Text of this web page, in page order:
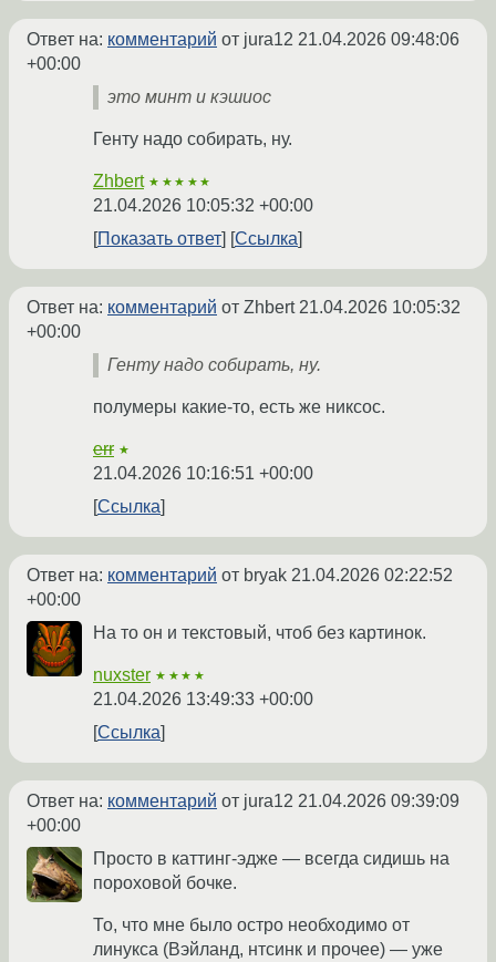
Ответ на: комментарий от jura12 21.04.2026 09:48:06
+00:00
это минт и кэшиос
Генту надо собирать, ну.
Zhbert ★★★★★
21.04.2026 10:05:32 +00:00
Показать ответ
Ссылка
Ответ на: комментарий от Zhbert 21.04.2026 10:05:32
+00:00
Генту надо собирать, ну.
полумеры какие-то, есть же никсос.
err ★
21.04.2026 10:16:51 +00:00
Ссылка
Ответ на: комментарий от bryak 21.04.2026 02:22:52
+00:00
На то он и текстовый, чтоб без картинок.
nuxster ★★★★
21.04.2026 13:49:33 +00:00
Ссылка
Ответ на: комментарий от jura12 21.04.2026 09:39:09
+00:00
Просто в каттинг-эдже — всегда сидишь на
пороховой бочке.
То, что мне было остро необходимо от
линукса (Вэйланд, нтсинк и прочее) — уже